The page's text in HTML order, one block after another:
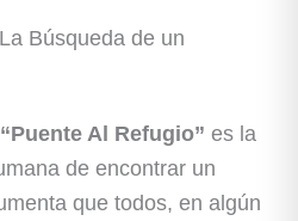
Búsqueda de un
“Puente Al Refugio” es la
de encontrar un
que todos, en algún